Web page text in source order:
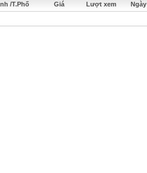
/T.Phố Giá Lượt xem Ngày